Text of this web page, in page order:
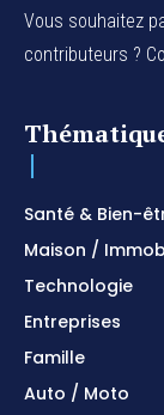
Vous souhaitez
contributeurs ?
Santé & Bien-
Maison /
Technologie
Entreprises
Famille
Auto / Moto